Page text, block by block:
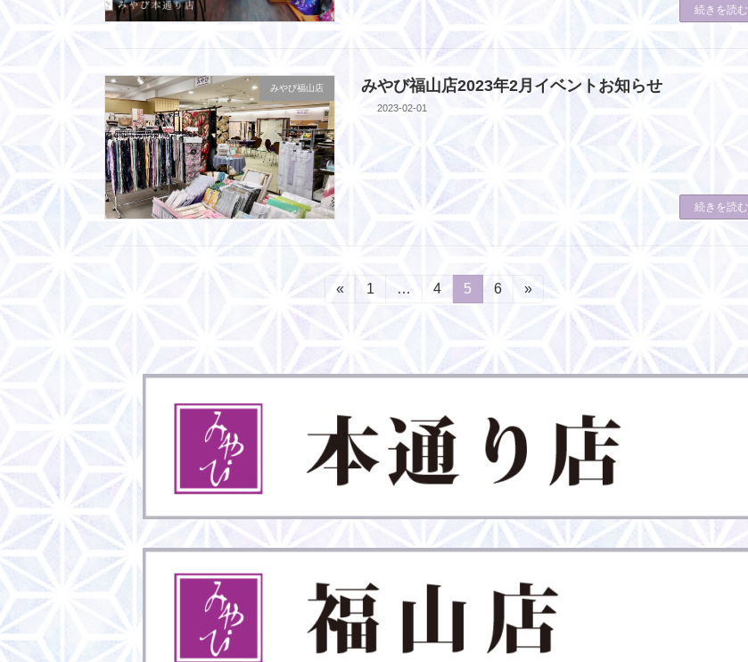
続きを読む
みやび福山店 みやび福山店2023年2月イベントお知らせ
2023-02-01
続きを読む
投
稿
ペ
ジ
送
り
«
固
定
ー
ジ
1 …
固
定
ジ
4
固
定
ー
ジ
5
固
ジ
6 »